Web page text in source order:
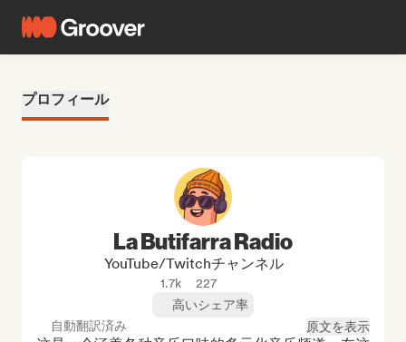
プロフィール
La Butifarra Radio
YouTube/Twitchチャンネル
1.7k
227
高いシェア率
自動翻訳済み
原文を表示